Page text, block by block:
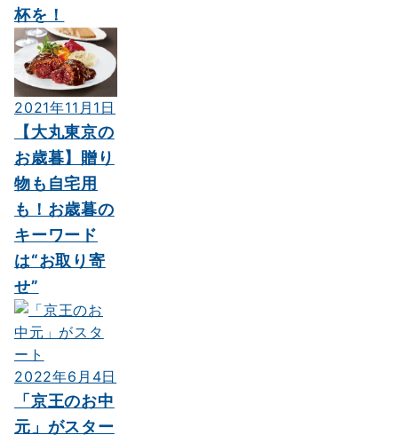
杯を！
2021年11月1日
【大丸東京の
お歳暮】贈り
物も自宅用
も！お歳暮の
キーワード
は“お取り寄
せ”
2022年6月4日
「京王のお中
元」がスター